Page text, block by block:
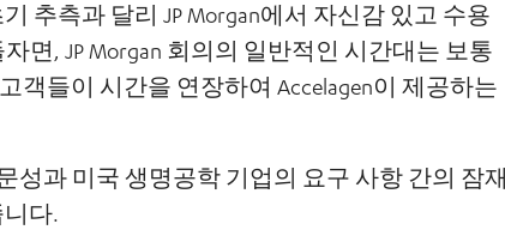
추측과 달리 JP Morgan에서 자신감 있고 수용
면, JP Morgan 회의의 일반적인 시간대는 보통
객들이 시간을 연장하여 Accelagen이 제공하는
성과 미국 생명공학 기업의 요구 사항 간의 잠재
다.